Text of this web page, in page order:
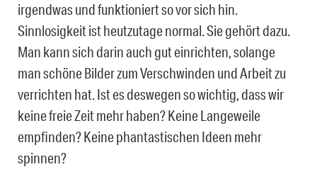
irgendwas und funktioniert so vor sich hin.
Sinnlosigkeit ist heutzutage normal. Sie gehört dazu.
Man kann sich darin auch gut einrichten, solange
man schöne Bilder zum Verschwinden und Arbeit zu
verrichten hat. Ist es deswegen so wichtig, dass wir
keine freie Zeit mehr haben? Keine Langeweile
empfinden? Keine phantastischen Ideen mehr
spinnen?